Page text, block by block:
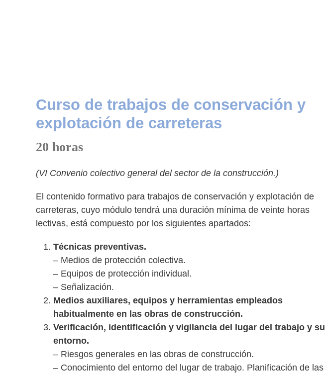
Curso de trabajos de conservación y
explotación de carreteras
20 horas
(VI Convenio colectivo general del sector de la construcción.)
El contenido formativo para trabajos de conservación y explotación de
carreteras, cuyo módulo tendrá una duración mínima de veinte horas
lectivas, está compuesto por los siguientes apartados:
Técnicas preventivas.
– Medios de protección colectiva.
– Equipos de protección individual.
– Señalización.
Medios auxiliares, equipos y herramientas empleados
habitualmente en las obras de construcción.
Verificación, identificación y vigilancia del lugar del trabajo y su
entorno.
– Riesgos generales en las obras de construcción.
– Conocimiento del entorno del lugar de trabajo. Planificación de las